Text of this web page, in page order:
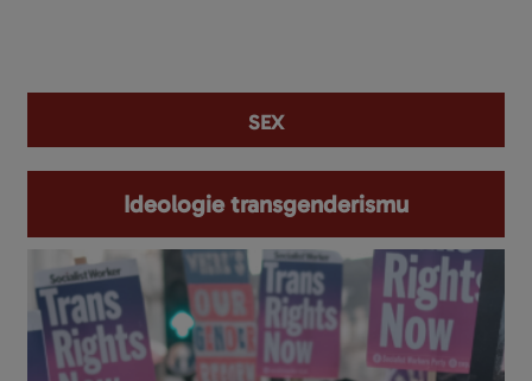
sex
Ideologie transgenderismu